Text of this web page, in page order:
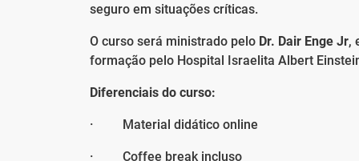
seguro em situações críticas.
O curso será ministrado pelo Dr. Dair Enge Jr,
formação pelo Hospital Israelita Albert
Diferenciais do curso:
· Material didático online
· Coffee break incluso